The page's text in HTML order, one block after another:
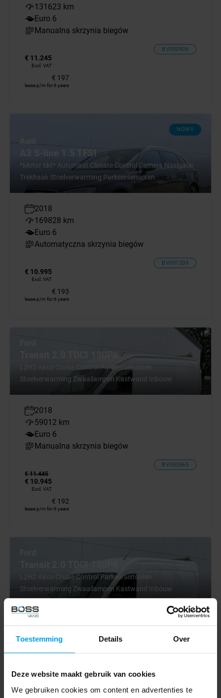
Toestemming Details Over
Deze website maakt gebruik van cookies
We gebruiken cookies om content en advertenties te
131623 km
Euro 6
Manualna skrzynia biegów
BV000906
€ 11.245
Excl. VAT
€ 197
lease p/m for 6 years
NOWY
Audi
A3 S-line 1.5 TFSI
*Motor tikt* Automaat Climate Control Camera Navigatie
Trekhaak Stoelverwarming Parkeersensoren
2018
169828 km
Euro 6
Automatyczna skrzynia biegów
BV001205
€ 10.995
Excl. VAT
€ 193
lease p/m for 6 years
L2H2 Airco Cruise Control Parkeersensoren
Stoelverwarming Zwaailampen Kastwand Inbouw
2018
59012 km
Euro 6
Manualna skrzynia biegów
BV000865
€ 11.445
€ 10.945
Excl. VAT
€ 192
lease p/m for 6 years
Transit 2.0 TDCI 130PK
L2H2 Airco Cruise Control Parkeersensoren
Stoelverwarming Zwaailampen Kastwand Inbouw
2018
Euro 6
Manualna skrzynia biegów
€ 10.945